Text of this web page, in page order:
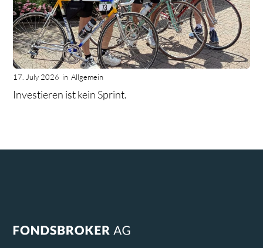
17. July 2026 in Allgemein
Investieren ist kein Sprint.